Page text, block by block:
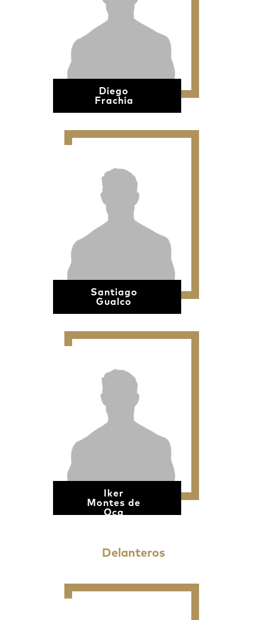
Diego
Frachia
Santiago
Gualco
Iker
Montes de
Oca
Delanteros